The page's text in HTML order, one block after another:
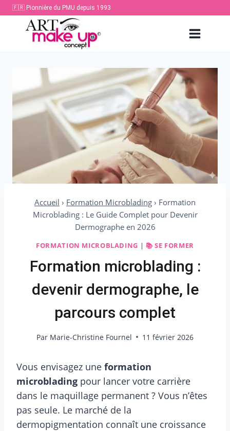
Aller
contenu
🇫🇷 Pionnière du PMU depuis 1993
Accueil › Formation Microblading › Formation
Microblading : Le Guide Complet pour Devenir
Dermographe en 2026
FORMATION MICROBLADING | 📚 SE FORMER
Formation microblading :
devenir dermographe, le
parcours complet
Par Marie-Christine Fournel 11 février 2026
Vous envisagez une formation
microblading pour lancer votre carrière
dans le maquillage permanent ? Vous n’êtes
pas seule. Le marché de la
dermopigmentation connaît une croissance